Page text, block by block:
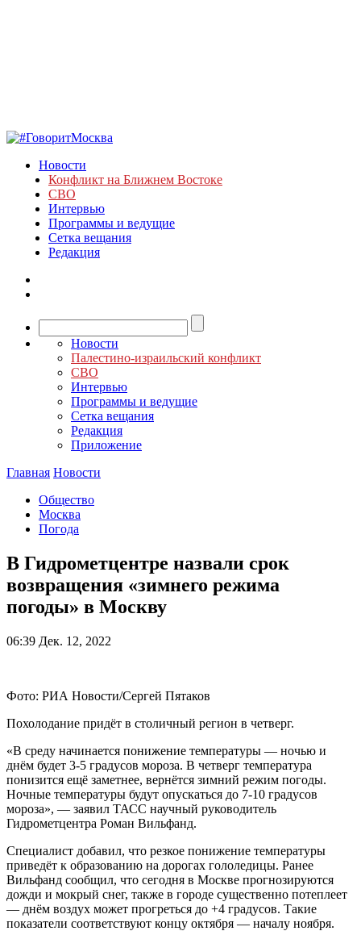
Новости
Конфликт на Ближнем Востоке
СВО
Интервью
Программы и ведущие
Сетка вещания
Редакция
Новости
Палестино-израильский конфликт
СВО
Интервью
Программы и ведущие
Сетка вещания
Редакция
Приложение
Главная Новости
Общество
Москва
Погода
В Гидрометцентре назвали срок
возвращения «зимнего режима
погоды» в Москву
06:39 Дек. 12, 2022
Фото: РИА Новости/Сергей Пятаков
Похолодание придёт в столичный регион в четверг.
«В среду начинается понижение температуры — ночью и
днём будет 3-5 градусов мороза. В четверг температура
понизится ещё заметнее, вернётся зимний режим погоды.
Ночные температуры будут опускаться до 7-10 градусов
мороза», — заявил ТАСС научный руководитель
Гидрометцентра Роман Вильфанд.
Специалист добавил, что резкое понижение температуры
приведёт к образованию на дорогах гололедицы. Ранее
Вильфанд сообщил, что сегодня в Москве прогнозируются
дожди и мокрый снег, также в городе существенно потеплеет
— днём воздух может прогреться до +4 градусов. Такие
показатели соответствуют концу октября — началу ноября.